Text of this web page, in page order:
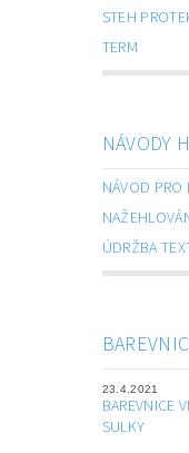
STEH
TERM
NÁVODY
NÁVOD PRO
ÚDRŽBA
23.4.2021
BAREVNICE
SULKY